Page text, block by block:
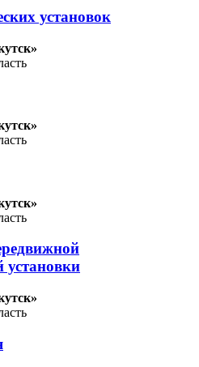
установок
установки